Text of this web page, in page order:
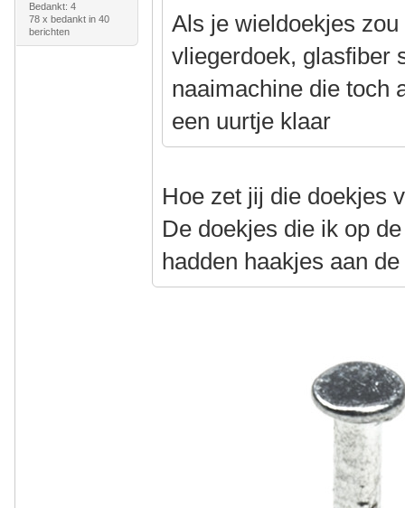
Bedankt: 4
78 x bedankt in 40
berichten
Als je wieldoekjes
vliegerdoek, glasfiber
naaimachine die toch
een uurtje klaar
Hoe zet jij die doekjes
De doekjes die ik op
hadden haakjes aan